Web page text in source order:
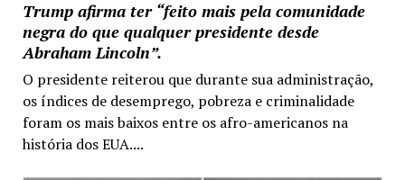
Trump afirma ter “feito mais pela comunidade
negra do que qualquer presidente desde
Abraham Lincoln”.
O presidente reiterou que durante sua administração,
os índices de desemprego, pobreza e criminalidade
foram os mais baixos entre os afro-americanos na
história dos EUA....